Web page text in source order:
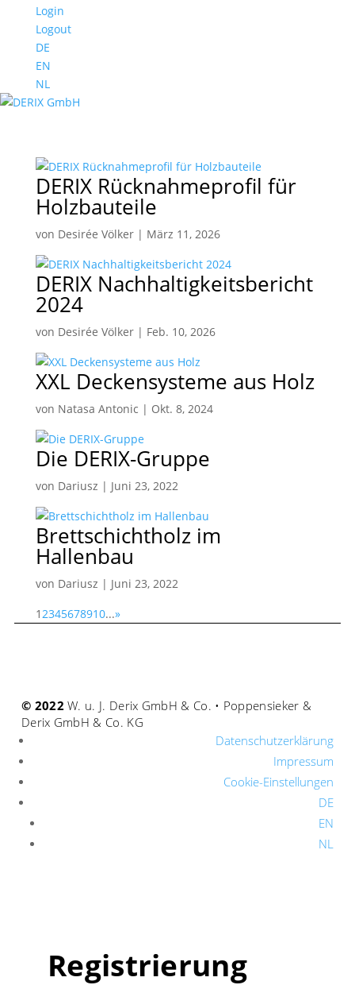
Login
Logout
DE
EN
NL
DERIX Rücknahmeprofil für
Holzbauteile
von Desirée Völker| März 11, 2026
DERIX Nachhaltigkeitsbericht
2024
von Desirée Völker| Feb. 10, 2026
XXL Deckensysteme aus Holz
von Natasa Antonic | Okt. 8, 2024
Die DERIX-Gruppe
von Dariusz | Juni 23, 2022
Brettschichtholz im
Hallenbau
von Dariusz | Juni 23, 2022
12345678910...»
© 2022W. u. J. Derix GmbH & Co. • Poppensieker &
Derix GmbH & Co. KG
Datenschutzerklärung
Impressum
Cookie-Einstellungen
DE
EN
NL
Registrierung